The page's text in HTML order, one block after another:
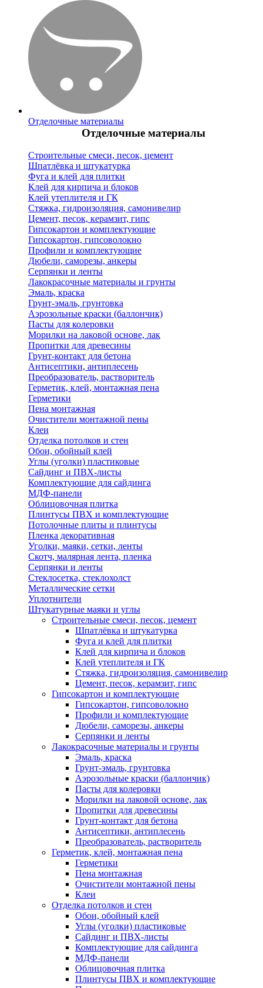
Отделочные материалы
Отделочные материалы
Строительные смеси, песок, цемент
Шпатлёвка и штукатурка
Фуга и клей для плитки
Клей для кирпича и блоков
Клей утеплителя и ГК
Стяжка, гидроизоляция, самонивелир
Цемент, песок, керамзит, гипс
Гипсокартон и комплектующие
Гипсокартон, гипсоволокно
Профили и комплектующие
Дюбели, саморезы, анкеры
Серпянки и ленты
Лакокрасочные материалы и грунты
Эмаль, краска
Грунт-эмаль, грунтовка
Аэрозольные краски (баллончик)
Пасты для колеровки
Морилки на лаковой основе, лак
Пропитки для древесины
Грунт-контакт для бетона
Антисептики, антиплесень
Преобразователь, растворитель
Герметик, клей, монтажная пена
Герметики
Пена монтажная
Очистители монтажной пены
Клеи
Отделка потолков и стен
Обои, обойный клей
Углы (уголки) пластиковые
Сайдинг и ПВХ-листы
Комплектующие для сайдинга
МДФ-панели
Облицовочная плитка
Плинтусы ПВХ и комплектующие
Потолочные плиты и плинтусы
Пленка декоративная
Уголки, маяки, сетки, ленты
Скотч, малярная лента, пленка
Серпянки и ленты
Стеклосетка, стеклохолст
Металлические сетки
Уплотнители
Штукатурные маяки и углы
Строительные смеси, песок, цемент
Шпатлёвка и штукатурка
Фуга и клей для плитки
Клей для кирпича и блоков
Клей утеплителя и ГК
Стяжка, гидроизоляция, самонивелир
Цемент, песок, керамзит, гипс
Гипсокартон и комплектующие
Гипсокартон, гипсоволокно
Профили и комплектующие
Дюбели, саморезы, анкеры
Серпянки и ленты
Лакокрасочные материалы и грунты
Эмаль, краска
Грунт-эмаль, грунтовка
Аэрозольные краски (баллончик)
Пасты для колеровки
Морилки на лаковой основе, лак
Пропитки для древесины
Грунт-контакт для бетона
Антисептики, антиплесень
Преобразователь, растворитель
Герметик, клей, монтажная пена
Герметики
Пена монтажная
Очистители монтажной пены
Клеи
Отделка потолков и стен
Обои, обойный клей
Углы (уголки) пластиковые
Сайдинг и ПВХ-листы
Комплектующие для сайдинга
МДФ-панели
Облицовочная плитка
Плинтусы ПВХ и комплектующие